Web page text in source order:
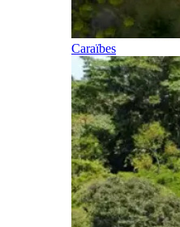
Caraïbes